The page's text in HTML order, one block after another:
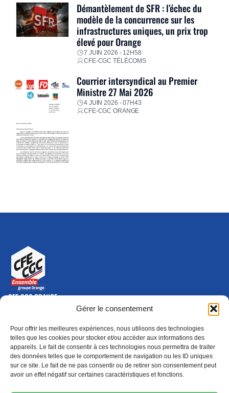
Gérer le consentement
Pour offrir les meilleures expériences, nous utilisons des technologies
telles que les cookies pour stocker et/ou accéder aux informations des
appareils. Le fait de consentir à ces technologies nous permettra de traiter
des données telles que le comportement de navigation ou les ID uniques
sur ce site. Le fait de ne pas consentir ou de retirer son consentement peut
avoir un effet négatif sur certaines caractéristiques et fonctions.
Démantèlement de SFR : l’échec du
modèle de la concurrence sur les
infrastructures uniques, un prix trop
élevé pour Orange
7 JUIN 2026 - 12H58
CFE-CGC TÉLÉCOMS
Courrier intersyndical au Premier
Ministre 27 Mai 2026
4 JUIN 2026 - 07H43
CFE-CGC ORANGE
CFE-CGC ORANGE
10-12 rue Saint Amand, 75015 Paris Cedex 15
Nous contacter
01 46 79 28 74
S'ABONNER(NOUVELLE FENÊTRE)
ADHÉRER
Épargne
(nouvelle fenêtre) Formation
(nouvelle fenêtre)